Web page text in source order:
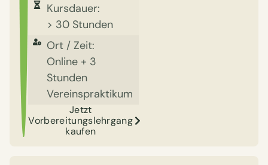
Kursdauer:
> 30 Stunden
Ort / Zeit:
Online + 3
Stunden
Vereinspraktikum
Jetzt
Vorbereitungslehrgang
kaufen